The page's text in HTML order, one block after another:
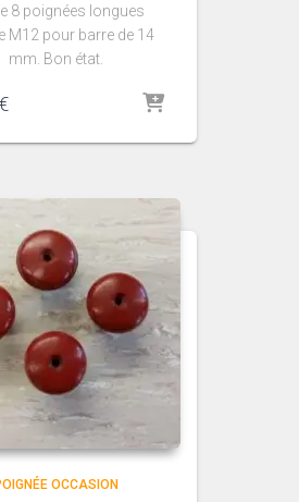
8 poignées longues
M12 pour barre de 14
mm. Bon état.
€
OCCASION